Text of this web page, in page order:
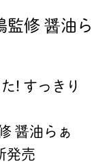
監修 醤油ら
! すっきり
醤油らぁ
発売